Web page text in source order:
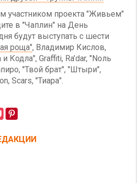
участником проекта "Живьем"
в "Чаплин" на День
будут выступать с шести
роща", Владимир Кислов,
Кодла", Graffiti, Ra’dar, "Nоль
"Твой брат", "Штыри",
Scars, "Тиара".